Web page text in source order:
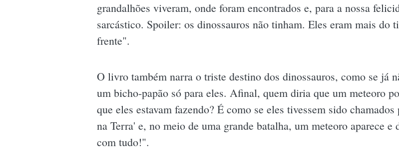
grandalhões viveram, onde foram encontrados e, para a nossa
sarcástico. Spoiler: os dinossauros não tinham. Eles eram mais do
frente".
O livro também narra o triste destino dos dinossauros, como se já
um bicho-papão só para eles. Afinal, quem diria que um meteoro
que eles estavam fazendo? É como se eles tivessem sido
na Terra' e, no meio de uma grande batalha, um meteoro aparece
com tudo!".